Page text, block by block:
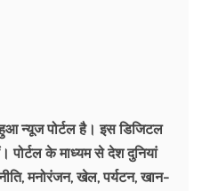
न्‍यूज पोर्टल है। इस डिजिटल
के माध्यम से देश दुनियां
मनोरंजन, खेल, पर्यटन, खान-